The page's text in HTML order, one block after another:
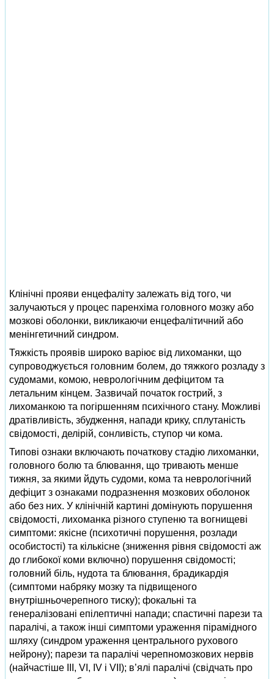
Клінічні прояви енцефаліту залежать від того, чи
залучаються у процес паренхіма головного мозку або
мозкові оболонки, викликаючи енцефалітичний або
менінгетичний синдром.
Тяжкість проявів широко варіює від лихоманки, що
супроводжується головним болем, до тяжкого розладу з
судомами, комою, неврологічним дефіцитом та
летальним кінцем. Зазвичай початок гострий, з
лихоманкою та погіршенням психічного стану. Можливі
дратівливість, збудження, напади крику, сплутаність
свідомості, делірій, сонливість, ступор чи кома.
Типові ознаки включають початкову стадію лихоманки,
головного болю та блювання, що тривають менше
тижня, за якими йдуть судоми, кома та неврологічний
дефіцит з ознаками подразнення мозкових оболонок
або без них. У клінічній картині домінують порушення
свідомості, лихоманка різного ступеню та вогнищеві
симптоми: якісне (психотичні порушення, розлади
особистості) та кількісне (зниження рівня свідомості аж
до глибокої коми включно) порушення свідомості;
головний біль, нудота та блювання, брадикардія
(симптоми набряку мозку та підвищеного
внутрішньочерепного тиску); фокальні та
генералізовані епілептичні напади; спастичні парези та
паралічі, а також інші симптоми ураження пірамідного
шляху (синдром ураження центрального рухового
нейрону); парези та паралічі черепномозкових нервів
(найчастіше ІІІ, VI, IV i VII); в’ялі паралічі (свідчать про